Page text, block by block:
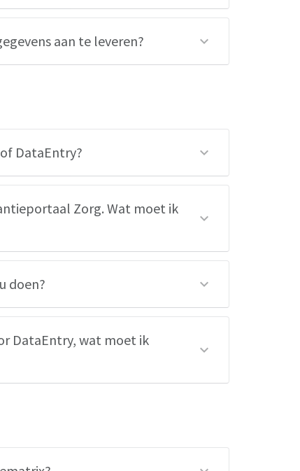
aan te leveren?
DataEntry?
Zorg. Wat moet ik
doen?
DataEntry, wat moet ik